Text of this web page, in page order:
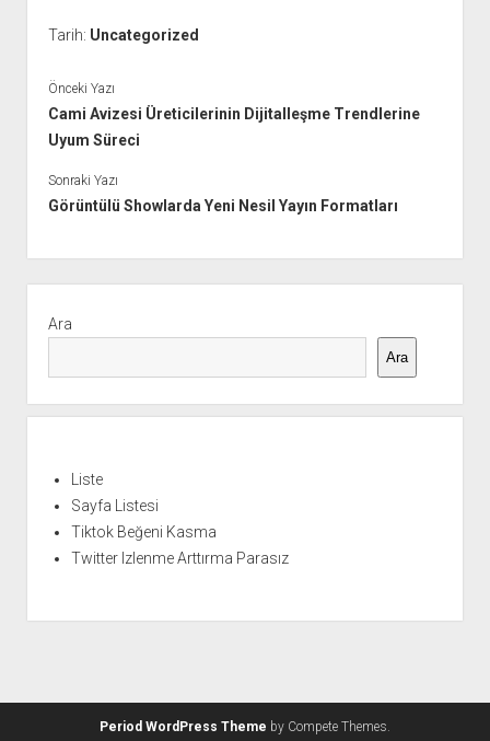
Tarih: Uncategorized
Önceki Yazı
Cami Avizesi Üreticilerinin Dijitalleşme Trendlerine
Uyum Süreci
Sonraki Yazı
Görüntülü Showlarda Yeni Nesil Yayın Formatları
Menü
Ara
Ara
Liste
Sayfa Listesi
Tiktok Beğeni Kasma
Twitter Izlenme Arttırma Parasız
Period WordPress Theme by Compete Themes.